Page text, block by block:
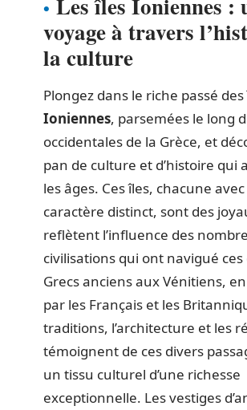
voyage à travers
la culture
Plongez dans le riche passé des
Ioniennes, parsemées le long
occidentales de la Grèce, et
pan de culture et d’histoire qui
les âges. Ces îles, chacune
caractère distinct, sont des
reflètent l’influence des
civilisations qui ont navigué ces
Grecs anciens aux Vénitiens,
par les Français et les
traditions, l’architecture et les
témoignent de ces divers
un tissu culturel d’une richesse
exceptionnelle. Les vestiges